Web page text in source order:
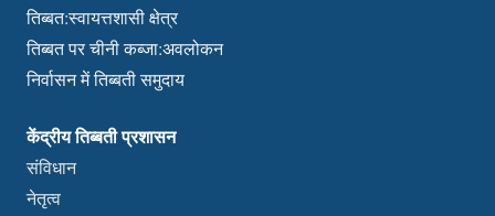
तिब्बत:स्वायत्तशासी क्षेत्र
तिब्बत पर चीनी कब्जा:अवलोकन
निर्वासन में तिब्बती समुदाय
केंद्रीय तिब्बती प्रशासन
संविधान
नेतृत्व